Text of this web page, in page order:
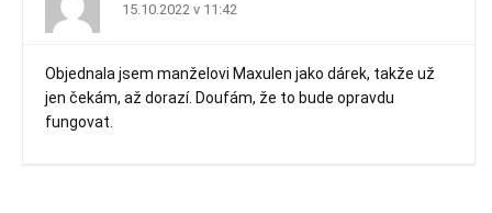
15.10.2022 v 11:42
Objednala jsem manželovi Maxulen jako dárek, takže už
jen čekám, až dorazí. Doufám, že to bude opravdu
fungovat.